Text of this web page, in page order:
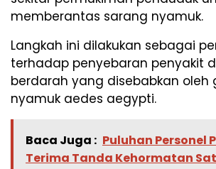
memberantas sarang nyamuk.
Langkah ini dilakukan sebagai
terhadap penyebaran penyakit
berdarah yang disebabkan oleh
nyamuk aedes aegypti.
Baca Juga : Puluhan Personel
Terima Tanda Kehormatan